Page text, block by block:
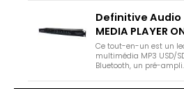
Definitive Audio
MEDIA PLAYER
Ce tout-en-un est un
multimédia MP3 USD/
Bluetooth, un pré-